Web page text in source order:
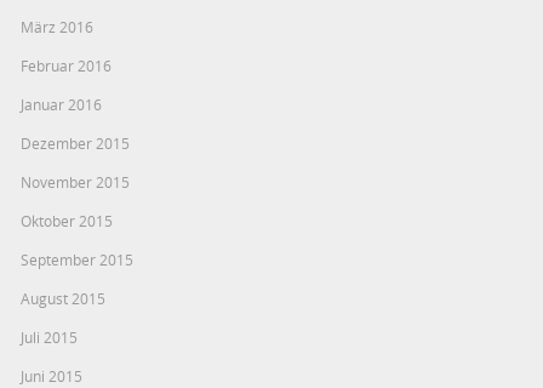
März 2016
Februar 2016
Januar 2016
Dezember 2015
November 2015
Oktober 2015
September 2015
August 2015
Juli 2015
Juni 2015